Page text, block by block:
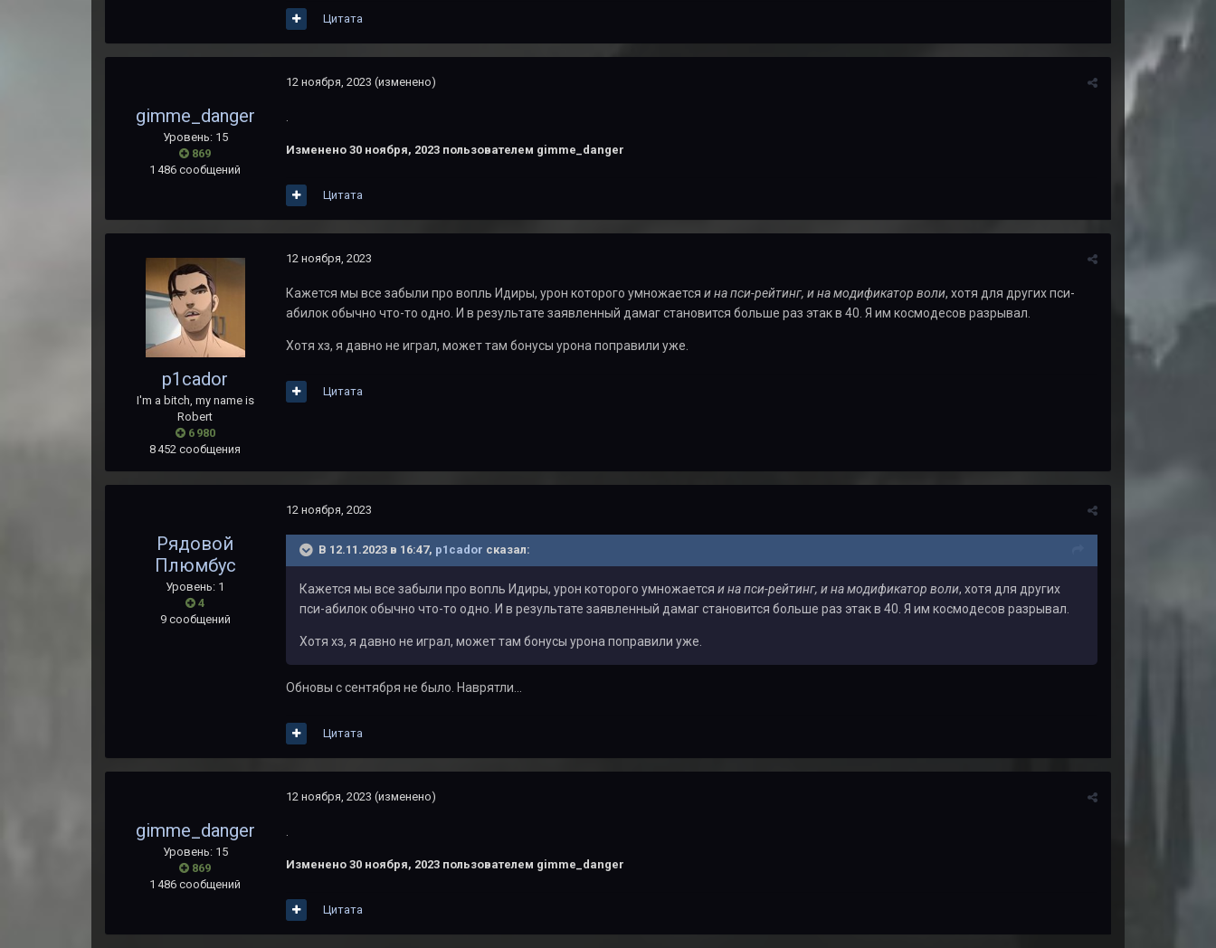
Цитата
gimme_danger
Уровень: 15
869
1 486 сообщений
12 ноября, 2023 (изменено)
Изменено 30 ноября, 2023пользователем gimme_danger
Цитата
p1cador
I'm a bitch, my name is
Robert
6 980
8 452 сообщения
12 ноября, 2023
Кажется мы все забыли про вопль Идиры, урон которого умножается и на пси-рейтинг, и на модификатор воли, хотя для других пси-
абилок обычно что-то одно. И в результате заявленный дамаг становится больше раз этак в 40. Я им космодесов разрывал.
Хотя хз, я давно не играл, может там бонусы урона поправили уже.
Цитата
Рядовой
Плюмбус
Уровень: 1
4
9 сообщений
12 ноября, 2023
В 12.11.2023 в 16:47, p1cador сказал:
Кажется мы все забыли про вопль Идиры, урон которого умножается и на пси-рейтинг, и на модификатор воли, хотя для других
пси-абилок обычно что-то одно. И в результате заявленный дамаг становится больше раз этак в 40. Я им космодесов разрывал.
Хотя хз, я давно не играл, может там бонусы урона поправили уже.
Обновы с сентября не было. Наврятли...
Цитата
gimme_danger
Уровень: 15
869
1 486 сообщений
12 ноября, 2023 (изменено)
Изменено 30 ноября, 2023пользователем gimme_danger
Цитата